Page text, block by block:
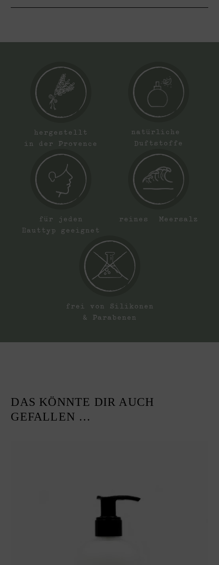
hergestellt
in der Provence
natürliche
Duftstoffe
für jeden
Hauttyp geeignet
reines Meersalz
frei von Silikonen
& Parabenen
DAS KÖNNTE DIR AUCH
GEFALLEN …